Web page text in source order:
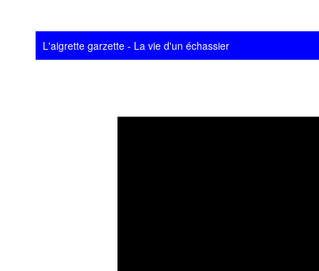
L'aigrette garzette - La vie d'un échassier